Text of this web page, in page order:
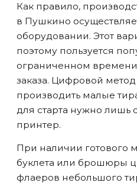
Как правило,
в Пушкино
оборудовании. Этот
поэтому пользуется
ограниченном
заказа. Цифровой
производить малые
для старта нужно лишь
принтер.
При наличии готового
буклета или брошюры
флаеров небольшого